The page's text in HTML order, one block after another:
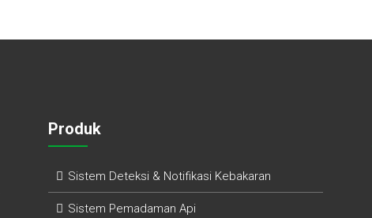
Produk
Sistem Deteksi & Notifikasi Kebakaran
Sistem Pemadaman Api